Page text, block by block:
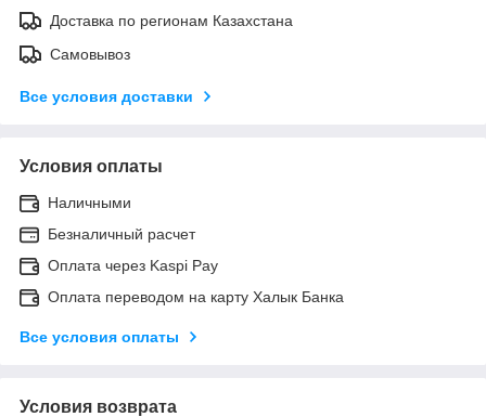
Доставка по регионам Казахстана
Самовывоз
Все условия доставки
Условия оплаты
Наличными
Безналичный расчет
Оплата через Kaspi Pay
Оплата переводом на карту Халык Банка
Все условия оплаты
Условия возврата